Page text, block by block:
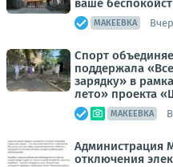
ваше
МАКЕЕВКА
Спорт
поддержала
зарядку» в
лето» проекта
МАКЕЕВКА
Администрация
отключения